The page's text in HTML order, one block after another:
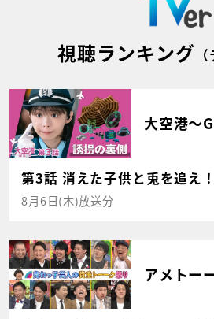
視聴ランキング
大空港～
第3話 消えた子供と兎を追え！
8月6日(木)放送分
アメトー